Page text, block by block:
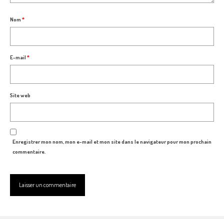
Nom *
E-mail*
Site web
Enregistrer mon nom, mon e-mail et mon site dans le navigateur pour mon prochain
commentaire.